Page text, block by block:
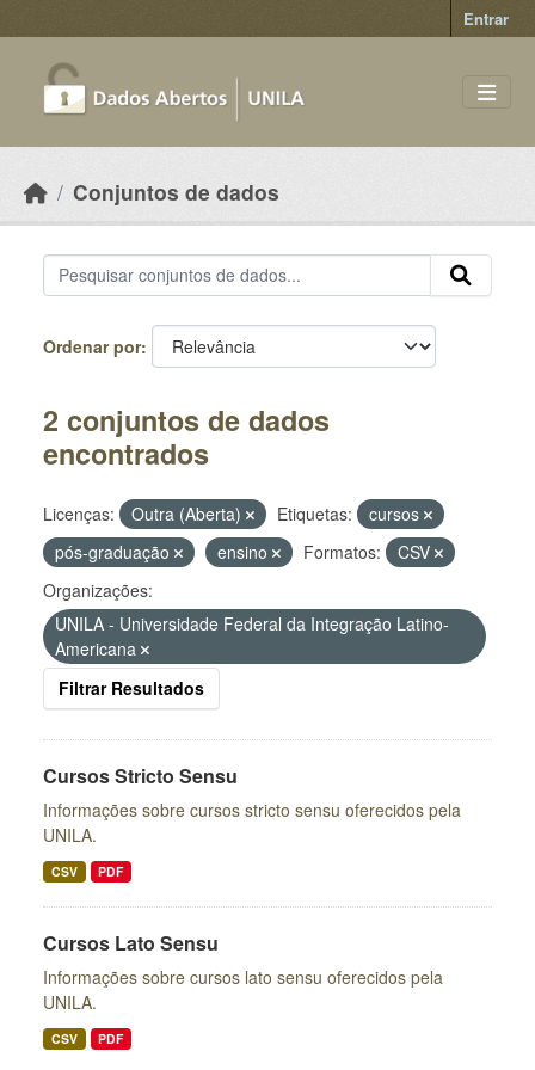
Entrar
Conjuntos de dados
Ordenar por
2 conjuntos de dados
encontrados
Licenças: Outra (Aberta) Etiquetas:
cursos
pós-graduação
ensino Formatos:
CSV
Organizações:
UNILA - Universidade Federal da Integração Latino-
Americana
Filtrar Resultados
Cursos Stricto Sensu
Informações sobre cursos stricto sensu oferecidos pela
UNILA.
CSV PDF
Cursos Lato Sensu
Informações sobre cursos lato sensu oferecidos pela
UNILA.
CSV PDF